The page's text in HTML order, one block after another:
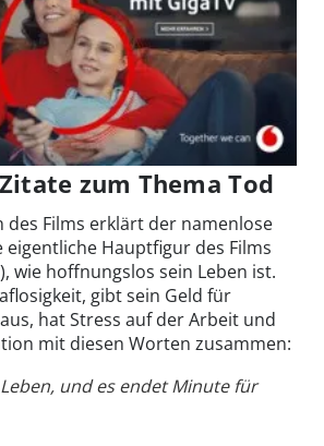
zum Thema Tod
des Films erklärt der namenlose
eigentliche Hauptfigur des Films
wie hoffnungslos sein Leben ist.
gibt sein Geld für
hat Stress auf der Arbeit und
mit diesen Worten zusammen:
und es endet Minute für